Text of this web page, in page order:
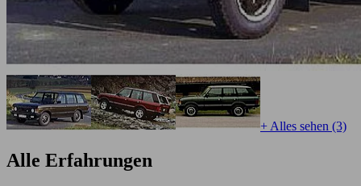
+ Alles sehen (3)
Alle Erfahrungen